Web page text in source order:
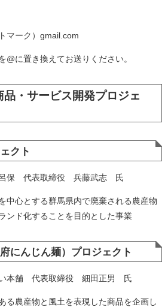
マーク）gmail.com
に置き換えてお送りください。
・サービス開発プロジェ
クト
呂保 代表取締役 兵藤武志 氏
中心とする群馬県内で廃棄される農産物
ンド化することを目的とした事業
にんじん麺）プロジェクト
い本舗 代表取締役 細田正男 氏
る農産物と風土を表現した商品を企画し